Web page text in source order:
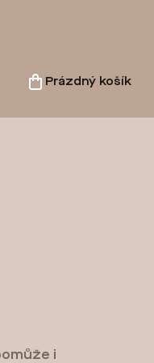
Nákupní
Prázdný košík
i